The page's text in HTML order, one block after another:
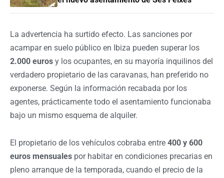
La advertencia ha surtido efecto. Las sanciones por
acampar en suelo público en Ibiza pueden superar los
2.000 euros y los ocupantes, en su mayoría inquilinos del
verdadero propietario de las caravanas, han preferido no
exponerse. Según la información recabada por los
agentes, prácticamente todo el asentamiento funcionaba
bajo un mismo esquema de alquiler.
El propietario de los vehículos cobraba entre 400 y 600
euros mensuales por habitar en condiciones precarias en
pleno arranque de la temporada, cuando el precio de la